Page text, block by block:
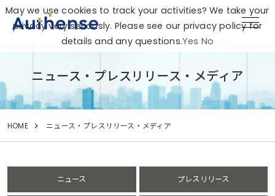
ニュース・プレスリリース・メディア
HOME ニュース・プレスリリース・メディア
ニュース プレスリリース
May we use cookies to track your activities? We take your
privacy very seriously. Please see our privacy policy for
details and any questions.Yes No